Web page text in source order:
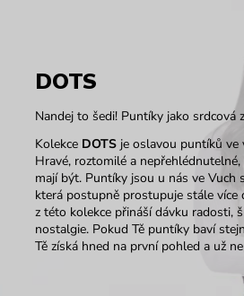
DOTS
Nandej to šedi! Puntíky jako srdcová
Kolekce DOTS je oslavou puntíků ve
Hravé, roztomilé a
mají být. Puntíky jsou u nás ve Vuch
která postupně prostupuje stále více
z této kolekce přináší dávku radosti,
nostalgie. Pokud Tě puntíky baví
Tě získá hned na první pohled a už